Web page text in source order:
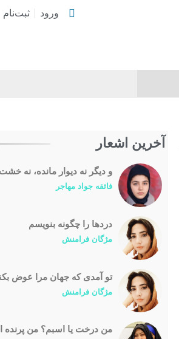
ورود ثبت‌نام
آخرین اشعار
و دیگر نه دیوار مانده، نه خشت
فائقه جواد مهاجر
درد‌ها را چگونه بنویسم
مژگان فرامنش
تو آمدی که جهان مرا عوض
مژگان فرامنش
من درخت یا اسبم؟ من پرنده